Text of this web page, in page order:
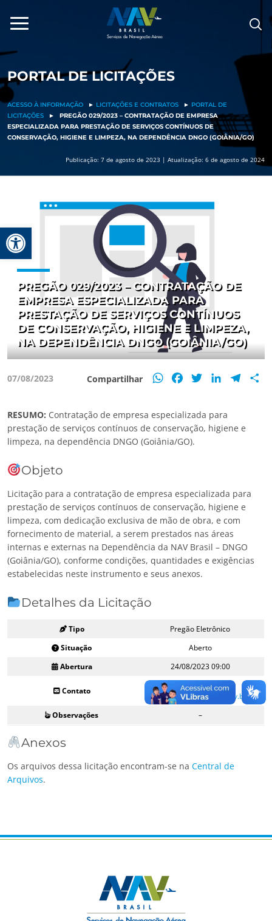
Barra de Ferramentas Aberta
para
conteúdo
PORTAL DE LICITAÇÕES
ACESSO À INFORMAÇÃO ► LICITAÇÕES E CONTRATOS ► PORTAL DE
LICITAÇÕES
►
PREGÃO 029/2023 – CONTRATAÇÃO DE EMPRESA
ESPECIALIZADA PARA PRESTAÇÃO DE SERVIÇOS CONTÍNUOS DE
CONSERVAÇÃO, HIGIENE E LIMPEZA, NA DEPENDÊNCIA DNGO (GOIÂNIA/GO)
Publicação: 7 de agosto de 2023 | Atualização: 6 de agosto de 2024
PREGÃO 029/2023 – CONTRATAÇÃO DE
EMPRESA ESPECIALIZADA PARA
PRESTAÇÃO DE SERVIÇOS CONTÍNUOS
DE CONSERVAÇÃO, HIGIENE E LIMPEZA,
NA DEPENDÊNCIA DNGO (GOIÂNIA/GO)
07/08/2023 Compartilhar WhatsApp
FacebookTwitterLinkedIn
RESUMO: Contratação de empresa especializada para
prestação de serviços contínuos de conservação, higiene e
limpeza, na dependência DNGO (Goiânia/GO).
Objeto
Licitação para a contratação de empresa especializada para
prestação de serviços contínuos de conservação, higiene e
limpeza, com dedicação exclusiva de mão de obra, e com
fornecimento de material, a serem prestados nas áreas
internas e externas na Dependência da NAV Brasil – DNGO
(Goiânia/GO), conforme condições, quantidades e exigências
estabelecidas neste instrumento e seus anexos.
Detalhes da Licitação
Tipo
Pregão Eletrônico
Situação
Aberto
Abertura
24/08/2023 09:00
Contato
(21) 2174-7296 ou
licitacoes@navbrasil.gov.br
Observações
–
Anexos
Os arquivos dessa licitação encontram-se na Central de
Arquivos.